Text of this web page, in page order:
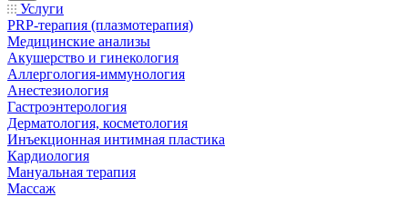
Услуги
PRP-терапия (плазмотерапия)
Медицинские анализы
Акушерство и гинекология
Аллергология-иммунология
Анестезиология
Гастроэнтерология
Дерматология, косметология
Инъекционная интимная пластика
Кардиология
Мануальная терапия
Массаж